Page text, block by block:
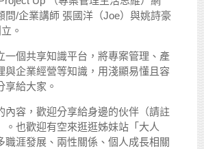
問/企業講師 張國洋（Joe）與姚詩豪
。
一個共享知識平台，將專案管理、產
與企業經營等知識，用淺顯易懂且容
享給大家。
內容，歡迎分享給身邊的伙伴（請註
。也歡迎有空來逛逛姊妹站「大人
職涯發展、兩性關係、個人成長相關